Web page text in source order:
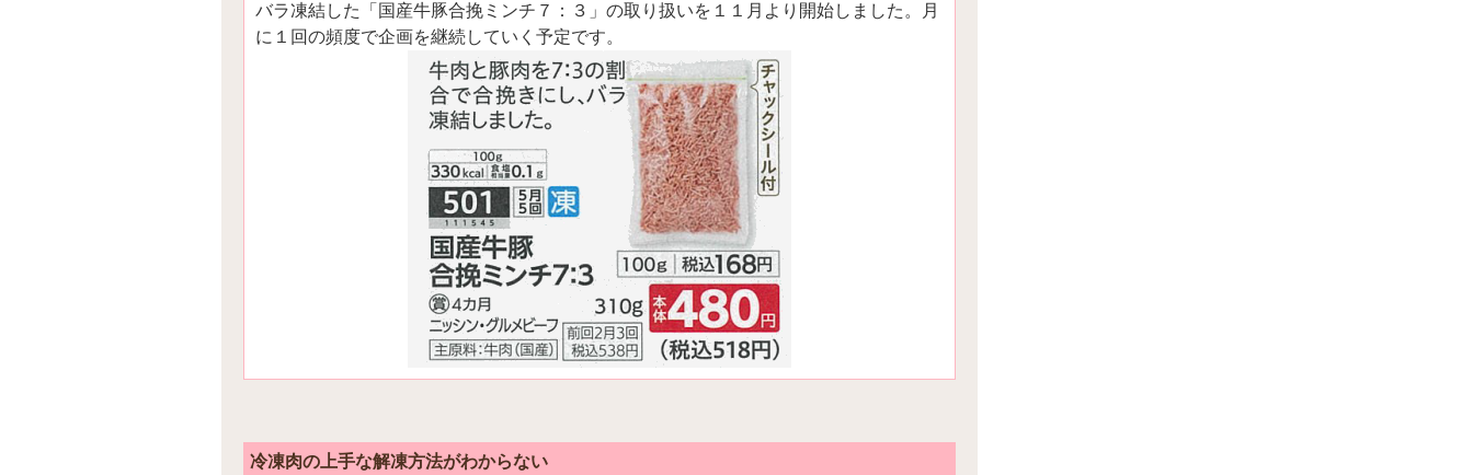
バラ凍結した「国産牛豚合挽ミンチ７：３」の取り扱いを１１月より開始しました。月
に１回の頻度で企画を継続していく予定です。
冷凍肉の上手な解凍方法がわからない